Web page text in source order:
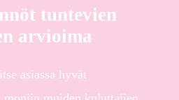
tuntevien
arvioima
asiassa hyvät